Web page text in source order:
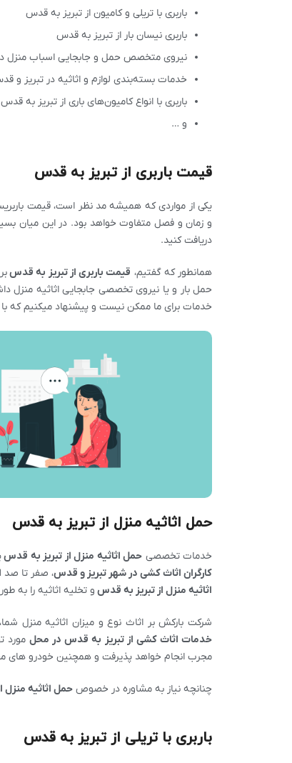
باربری با تریلی و کامیون از تبریز به قدس
باربری نیسان بار از تبریز به قدس
نیروی متخصص حمل و جابجایی اسباب منزل
خدمات بسته‌بندی لوازم و اثاثیه در تبریز و
باربری با انواع کامیون‌های باری از تبریز به قدس
و …
قیمت باربری از تبریز به قدس
یکی از مواردی که همیشه مد نظر است، قیمت
و زمان و فصل متفاوت خواهد بود. در این میان
دریافت کنید.
همانطور که گفتیم، قیمت باربری ازتبریز به قدس
حمل بار و یا نیروی تخصصی جابجایی اثاثیه
خدمات برای ما ممکن نیست و پیشنهاد میکنیم که
حمل اثاثیه منزل از تبریز به قدس
خدمات تخصصی حمل اثاثیه منزل از تبریز به قدس
کارگران اثاث کشی در شهرتبریزو قدس، صفر تا صد
اثاثیه منزل از تبریز به قدس و تخلیه اثاثیه را به
شرکت بارکش بر اثاث نوع و میزان اثاثیه منزل
خدمات اثاث کشی ازتبریز به قدس در محلمورد
مجرب انجام خواهد پذیرفت و همچنین خودرو
چنانچه نیاز به مشاوره در خصوص حمل اثاثیه منزل
باربری با تریلی از تبریز به قدس